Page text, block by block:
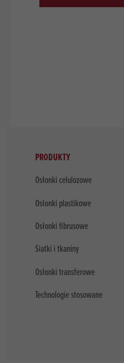
PRODUKTY
Osłonki celulozowe
Osłonki plastikowe
Osłonki fibrusowe
Siatki i tkaniny
Osłonki transferowe
Technologie stosowane